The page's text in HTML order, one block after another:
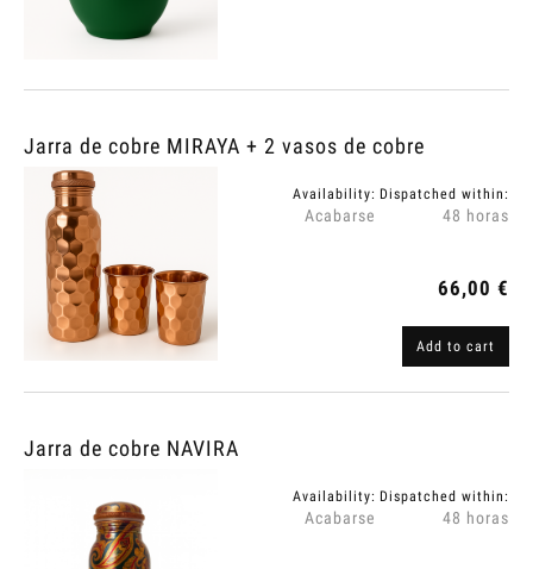
Jarra de cobre MIRAYA + 2 vasos de cobre
Availability:
Acabarse
Dispatched within:
48 horas
66,00 €
Add to cart
Jarra de cobre NAVIRA
Availability:
Acabarse
Dispatched within:
48 horas